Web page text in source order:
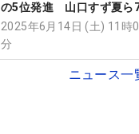
の5位発進 山口すず夏ら
位
2025年6月14日 (土) 11時
分
ニュース一